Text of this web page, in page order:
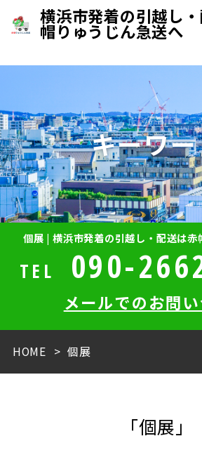
横浜市発着の引越し
帽りゅうじん急送へ
キーワ
個展 | 横浜市発着の引越し・配送は赤
TEL 090-
メールでのお問
HOME 個展
「個展」